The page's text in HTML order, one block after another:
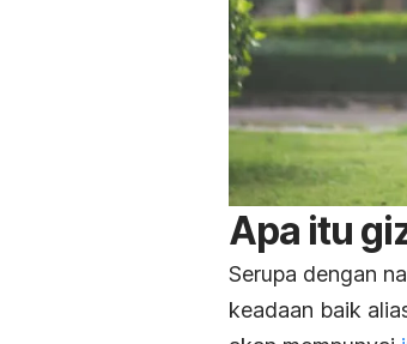
Apa itu
Serupa dengan
keadaan baik